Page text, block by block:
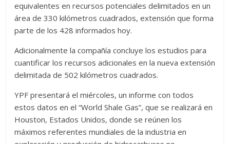
equivalentes en recursos potenciales delimitados en un
área de 330 kilómetros cuadrados, extensión que forma
parte de los 428 informados hoy.
Adicionalmente la compañía concluye los estudios para
cuantificar los recursos adicionales en la nueva extensión
delimitada de 502 kilómetros cuadrados.
YPF presentará el miércoles, un informe con todos
estos datos en el “World Shale Gas”, que se realizará en
Houston, Estados Unidos, donde se reúnen los
máximos referentes mundiales de la industria en